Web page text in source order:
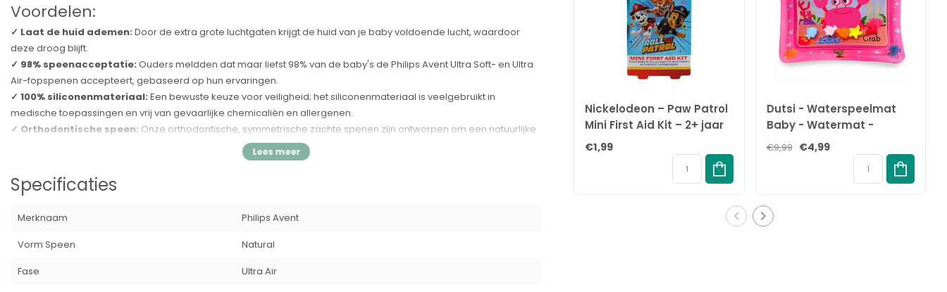
Voordelen:
✓ Laat de huid ademen: Door de extra grote luchtgaten krijgt de huid van je baby voldoende lucht, waardoor
deze droog blijft.
✓ 98% speenacceptatie: Ouders meldden dat maar liefst 98% van de baby's de Philips Avent Ultra Soft- en Ultra
Air-fopspenen accepteert, gebaseerd op hun ervaringen.
✓ 100% siliconenmateriaal: Een bewuste keuze voor veiligheid; het siliconenmateriaal is veelgebruikt in
medische toepassingen en vrij van gevaarlijke chemicaliën en allergenen.
✓ Orthodontische speen: Onze orthodontische, symmetrische zachte spenen zijn ontworpen om een natuurlijke
De siliconenspeen is ontworpen met zorg om het vertrouwde gevoel van de borst na te
bootsen
✓Merk:Philips Avent
Inhoud
✓EAN:
Specificaties
Merknaam
Philips Avent
Vorm Speen
Natural
Fase
Ultra Air
Nickelodeon – Paw Patrol
Mini First Aid Kit – 2+ jaar
€1,99
Dutsi - Waterspeelmat
Baby - Watermat -
Stimuleert Motorische
Ontwikkeling - BPA Vrij &
Lekvrij - Kraamcadeau -
€9,99 €4,99